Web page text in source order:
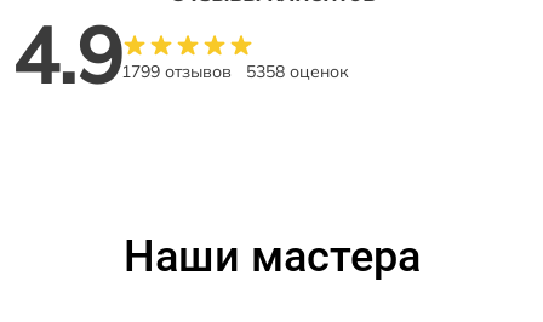
4.91799 отзывов 5358 оценок
Наши мастера